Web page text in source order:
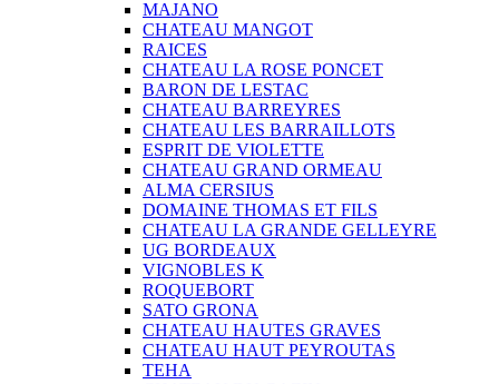
MAJANO
CHATEAU MANGOT
RAICES
CHATEAU LA ROSE PONCET
BARON DE LESTAC
CHATEAU BARREYRES
CHATEAU LES BARRAILLOTS
ESPRIT DE VIOLETTE
CHATEAU GRAND ORMEAU
ALMA CERSIUS
DOMAINE THOMAS ET FILS
CHATEAU LA GRANDE GELLEYRE
UG BORDEAUX
VIGNOBLES K
ROQUEBORT
SATO GRONA
CHATEAU HAUTES GRAVES
CHATEAU HAUT PEYROUTAS
TEHA